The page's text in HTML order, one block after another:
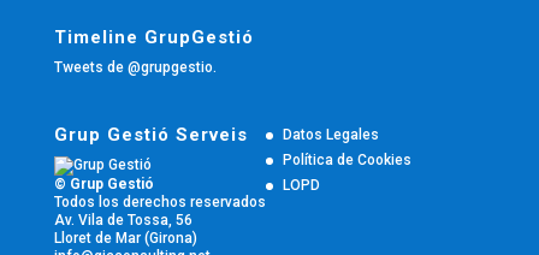
Timeline GrupGestió
Tweets de @grupgestio.
Grup Gestió Serveis
© Grup Gestió
Todos los derechos reservados
Av. Vila de Tossa, 56
Lloret de Mar (Girona)
Datos Legales
Política de Cookies
LOPD